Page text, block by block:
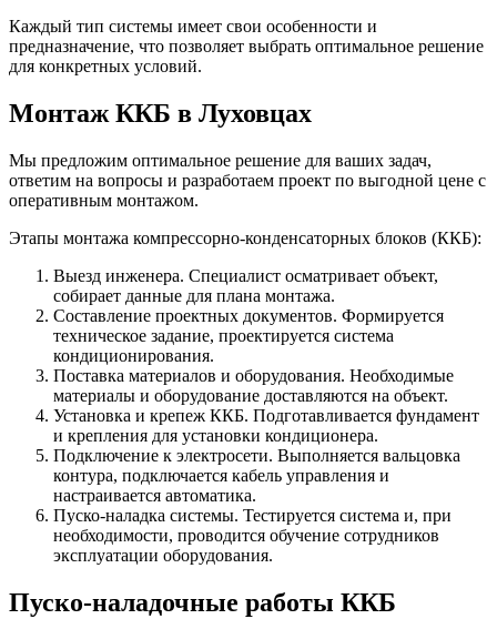
Каждый тип системы имеет свои особенности и
предназначение, что позволяет выбрать оптимальное решение
для конкретных условий.
Монтаж ККБ в Луховцах
Мы предложим оптимальное решение для ваших задач,
ответим на вопросы и разработаем проект по выгодной цене с
оперативным монтажом.
Этапы монтажа компрессорно-конденсаторных блоков (ККБ):
Выезд инженера. Специалист осматривает объект,
собирает данные для плана монтажа.
Составление проектных документов. Формируется
техническое задание, проектируется система
кондиционирования.
Поставка материалов и оборудования. Необходимые
материалы и оборудование доставляются на объект.
Установка и крепеж ККБ. Подготавливается фундамент
и крепления для установки кондиционера.
Подключение к электросети. Выполняется вальцовка
контура, подключается кабель управления и
настраивается автоматика.
Пуско-наладка системы. Тестируется система и, при
необходимости, проводится обучение сотрудников
эксплуатации оборудования.
Пуско-наладочные работы ККБ